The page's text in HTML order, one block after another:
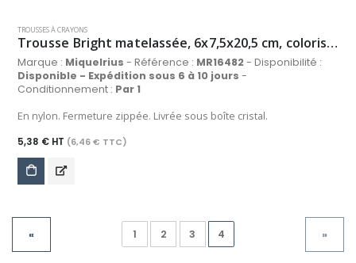
TROUSSES À CRAYONS
Trousse Bright matelassée, 6x7,5x20,5 cm, coloris rose
Marque : Miquelrius - Référence : MR16482- Disponibilité :
Disponible - Expédition sous 6 à 10 jours -
Conditionnement : Par 1
En nylon. Fermeture zippée. Livrée sous boîte cristal.
5,38 € HT (6,46 € TTC)
« 1 2 3 4 »